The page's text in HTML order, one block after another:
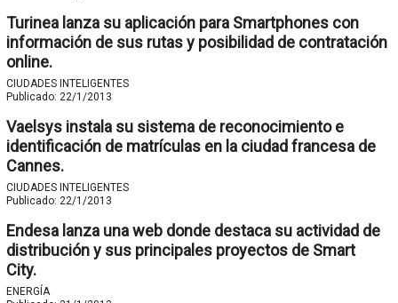
Turinea lanza su aplicación para Smartphones con
información de sus rutas y posibilidad de contratación
online.
CIUDADES INTELIGENTES
Publicado: 22/1/2013
Vaelsys instala su sistema de reconocimiento e
identificación de matrículas en la ciudad francesa de
Cannes.
CIUDADES INTELIGENTES
Publicado: 22/1/2013
Endesa lanza una web donde destaca su actividad de
distribución y sus principales proyectos de Smart
City.
ENERGÍA